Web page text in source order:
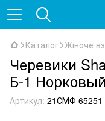
Каталог Жіноче
Черевики
Б-1 Норковый
Артикул: 21СМФ 65251